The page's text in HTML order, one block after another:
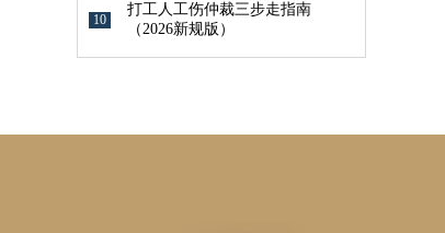
10
打工人工伤仲裁三步走指南
（2026新规版）